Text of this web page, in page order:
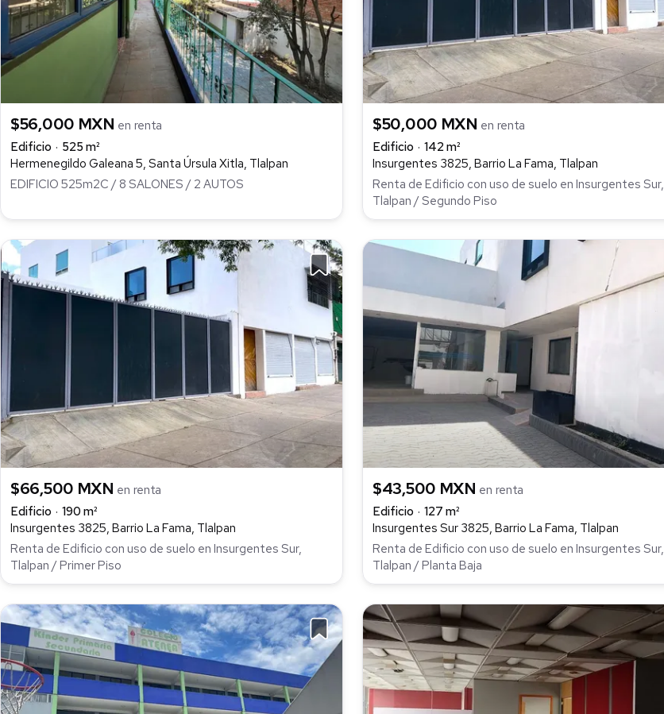
$56,000 MXN en renta
Edificio
525 m²
Hermenegildo Galeana 5, Santa Úrsula Xitla, Tlalpan
EDIFICIO 525m2C / 8 SALONES / 2 AUTOS
$50,000 MXN en renta
Edificio
142 m²
Insurgentes 3825, Barrio La Fama, Tlalpan
Renta de Edificio con uso de suelo en Insurgentes Sur,
Tlalpan / Segundo Piso
$66,500 MXN en renta
Edificio
190 m²
Insurgentes 3825, Barrio La Fama, Tlalpan
Renta de Edificio con uso de suelo en Insurgentes Sur,
Tlalpan / Primer Piso
$43,500 MXN en renta
Edificio
127 m²
Insurgentes Sur 3825, Barrio La Fama, Tlalpan
Renta de Edificio con uso de suelo en Insurgentes Sur,
Tlalpan / Planta Baja